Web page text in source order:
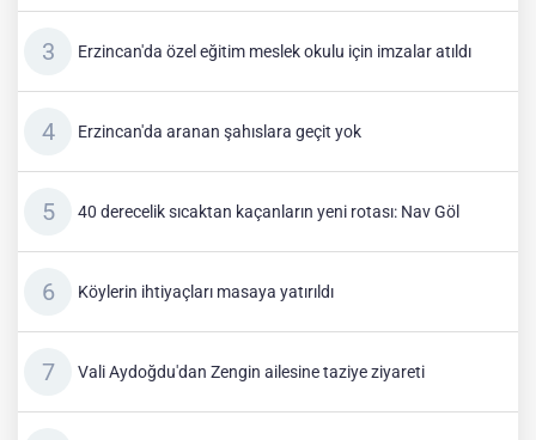
Erzincan'da özel eğitim meslek okulu için imzalar atıldı
Erzincan'da aranan şahıslara geçit yok
40 derecelik sıcaktan kaçanların yeni rotası: Nav Göl
Köylerin ihtiyaçları masaya yatırıldı
Vali Aydoğdu'dan Zengin ailesine taziye ziyareti